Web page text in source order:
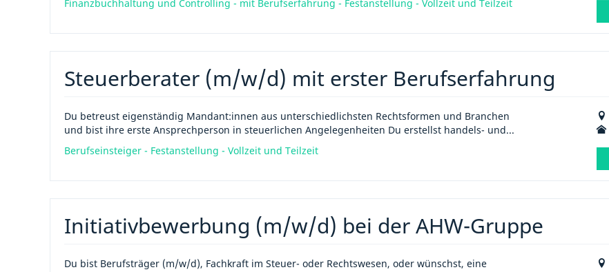
Finanzbuchhaltung und Controlling - mit Berufserfahrung - Festanstellung - Vollzeit und Teilzeit
Steuerberater (m/w/d) mit erster Berufserfahrung
Du betreust eigenständig Mandant:innen aus unterschiedlichsten Rechtsformen und Branchen
und bist ihre erste Ansprechperson in steuerlichen Angelegenheiten Du erstellst handels- und...
Berufseinsteiger - Festanstellung - Vollzeit und Teilzeit
Initiativbewerbung (m/w/d) bei der AHW-Gruppe
Du bist Berufsträger (m/w/d), Fachkraft im Steuer- oder Rechtswesen, oder wünschst, eine